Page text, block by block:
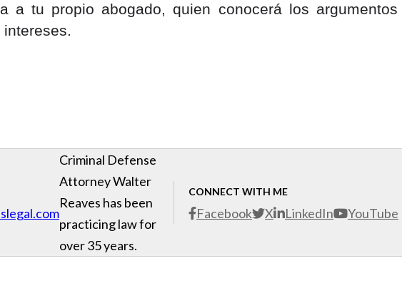
a tu propio abogado, quien conocerá los
CONNECT WITH ME
Facebook X LinkedIn YouTube
Criminal Defense
Attorney Walter
Reaves has been
practicing law for
over 35 years.